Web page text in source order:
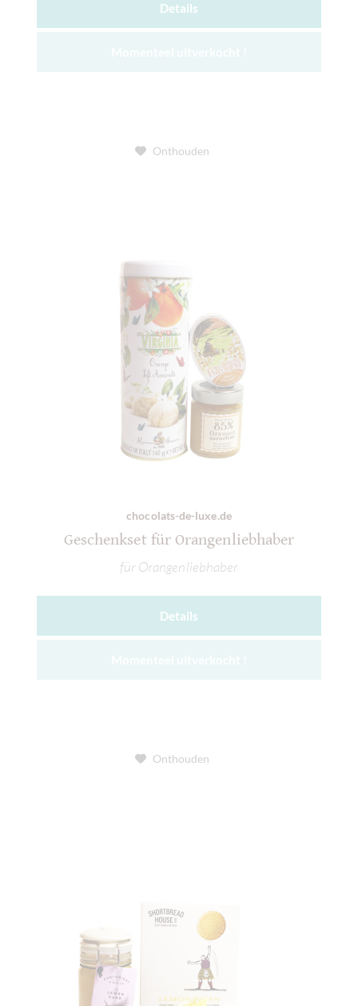
Details
Onthouden
chocolats-de-luxe.de
Geschenkset für Orangenliebhaber
für Orangenliebhaber
Details
Onthouden